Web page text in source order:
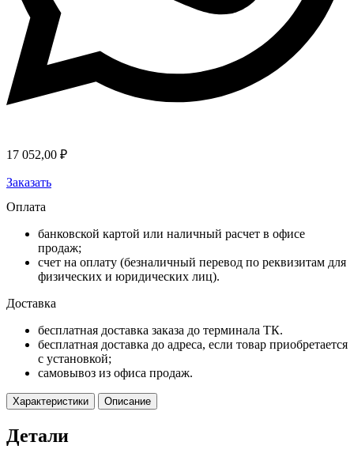
17 052,00 ₽
Заказать
Оплата
банковской картой или наличный расчет в офисе
продаж;
счет на оплату (безналичный перевод по реквизитам для
физических и юридических лиц).
Доставка
бесплатная доставка заказа до терминала ТК.
бесплатная доставка до адреса, если товар приобретается
с установкой;
самовывоз из офиса продаж.
Характеристики Описание
Детали